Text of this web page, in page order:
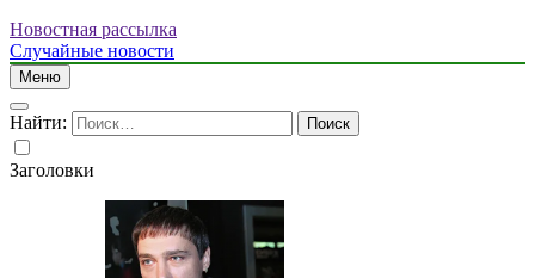
Новостная рассылка
Случайные новости
Меню
Найти:
Заголовки